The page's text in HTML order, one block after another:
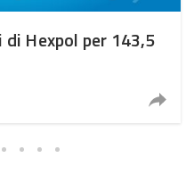
Hexpol per 143,5